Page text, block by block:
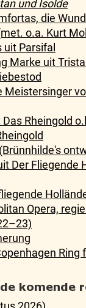
und Isolde
die
o.a. Kurt
uit Parsifal
Marke uit
Meistersinger
Rheingold
Der Fliegende
Opera,
Ring
komende